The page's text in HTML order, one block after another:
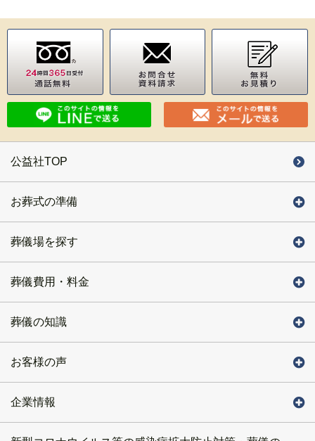
公益社TOP
お葬式の準備
葬儀場を探す
葬儀費用・料金
葬儀の知識
お客様の声
企業情報